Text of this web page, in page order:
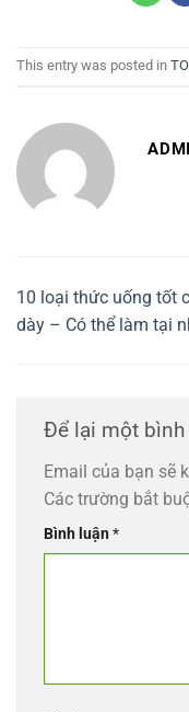
This entry was posted in
10 loại thức uống tốt
dày – Có thể làm tại
Để lại một bình
Email của bạn sẽ
Các trường bắt
Bình luận*